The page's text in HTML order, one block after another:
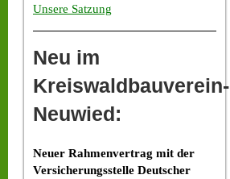
Unsere Satzung
Neu im
Kreiswaldbauverein-
Neuwied:
Neuer Rahmenvertrag mit der
Versicherungsstelle Deutscher